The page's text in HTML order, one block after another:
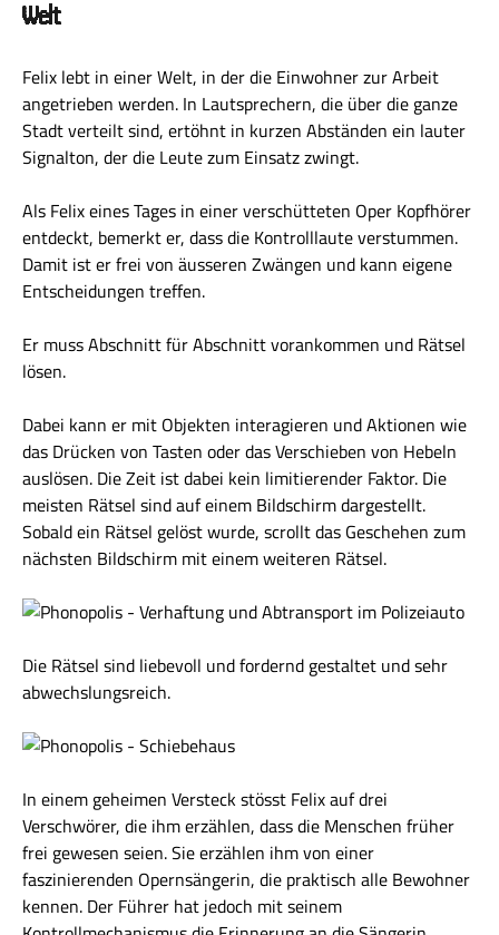
Welt
Felix lebt in einer Welt, in der die Einwohner zur Arbeit
angetrieben werden. In Lautsprechern, die über die ganze
Stadt verteilt sind, ertöhnt in kurzen Abständen ein lauter
Signalton, der die Leute zum Einsatz zwingt.
Als Felix eines Tages in einer verschütteten Oper Kopfhörer
entdeckt, bemerkt er, dass die Kontrolllaute verstummen.
Damit ist er frei von äusseren Zwängen und kann eigene
Entscheidungen treffen.
Er muss Abschnitt für Abschnitt vorankommen und Rätsel
lösen.
Dabei kann er mit Objekten interagieren und Aktionen wie
das Drücken von Tasten oder das Verschieben von Hebeln
auslösen. Die Zeit ist dabei kein limitierender Faktor. Die
meisten Rätsel sind auf einem Bildschirm dargestellt.
Sobald ein Rätsel gelöst wurde, scrollt das Geschehen zum
nächsten Bildschirm mit einem weiteren Rätsel.
Die Rätsel sind liebevoll und fordernd gestaltet und sehr
abwechslungsreich.
In einem geheimen Versteck stösst Felix auf drei
Verschwörer, die ihm erzählen, dass die Menschen früher
frei gewesen seien. Sie erzählen ihm von einer
faszinierenden Opernsängerin, die praktisch alle Bewohner
kennen. Der Führer hat jedoch mit seinem